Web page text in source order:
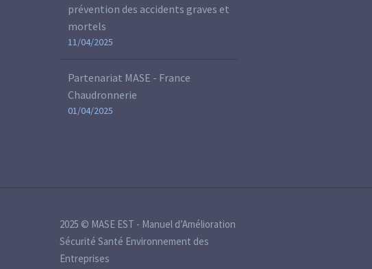
prévention des accidents graves et
mortels
11/04/2025
Partenariat MASE - France
Chaudronnerie
01/04/2025
2025 © MASE EST - Manuel d’Amélioration
Sécurité Santé Environnement des
Entreprises